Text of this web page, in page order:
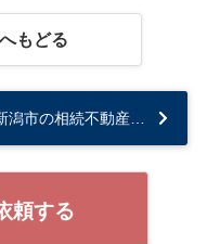
もどる
頼する